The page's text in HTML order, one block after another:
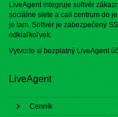
LiveAgent integruje softvér
sociálne siete a call centrum do
je tam. Softvér je zabezpečený
odkiaľkoľvek.
Vytvorte si bezplatný LiveAgent
LiveAgent
Cenník